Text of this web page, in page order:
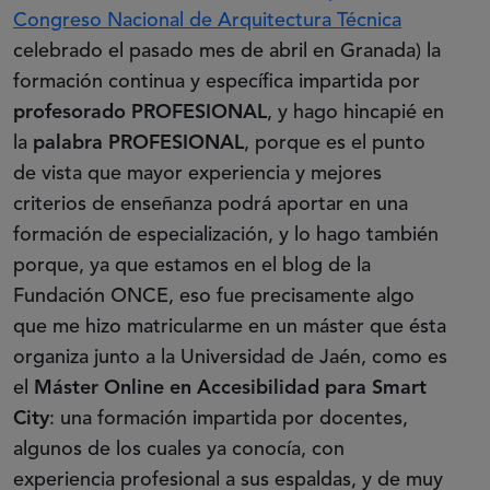
Congreso Nacional de Arquitectura Técnica
celebrado el pasado mes de abril en Granada) la
formación continua y específica impartida por
profesorado PROFESIONAL, y hago hincapié en
la palabra PROFESIONAL, porque es el punto
de vista que mayor experiencia y mejores
criterios de enseñanza podrá aportar en una
formación de especialización, y lo hago también
porque, ya que estamos en el blog de la
Fundación ONCE, eso fue precisamente algo
que me hizo matricularme en un máster que ésta
organiza junto a la Universidad de Jaén, como es
el
Máster Online en Accesibilidad para Smart
City: una formación impartida por docentes,
algunos de los cuales ya conocía, con
experiencia profesional a sus espaldas, y de muy